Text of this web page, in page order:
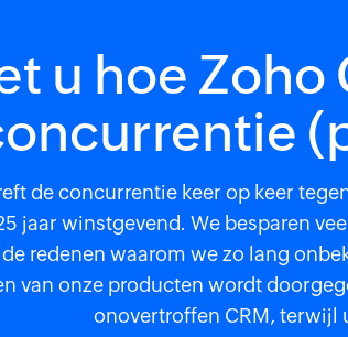
u hoe
de concurrentie keer op keer
jaar winstgevend. We besparen
redenen waarom we zo lang
van onze producten wordt
onovertroffen CRM, terwijl